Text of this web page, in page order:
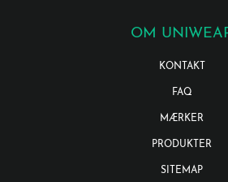
OM
KONTAKT
FAQ
MÆRKER
PRODUKTER
SITEMAP